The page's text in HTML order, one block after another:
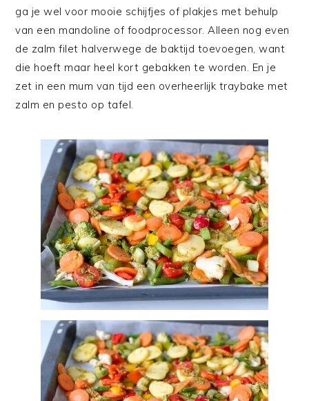
ga je wel voor mooie schijfjes of plakjes met behulp
van een mandoline of foodprocessor. Alleen nog even
de zalm filet halverwege de baktijd toevoegen, want
die hoeft maar heel kort gebakken te worden. En je
zet in een mum van tijd een overheerlijk traybake met
zalm en pesto op tafel.